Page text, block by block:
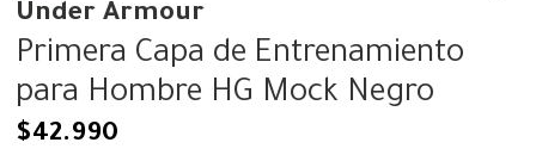
Under Armour
Primera Capa de Entrenamiento
para Hombre HG Mock Negro
$42.990